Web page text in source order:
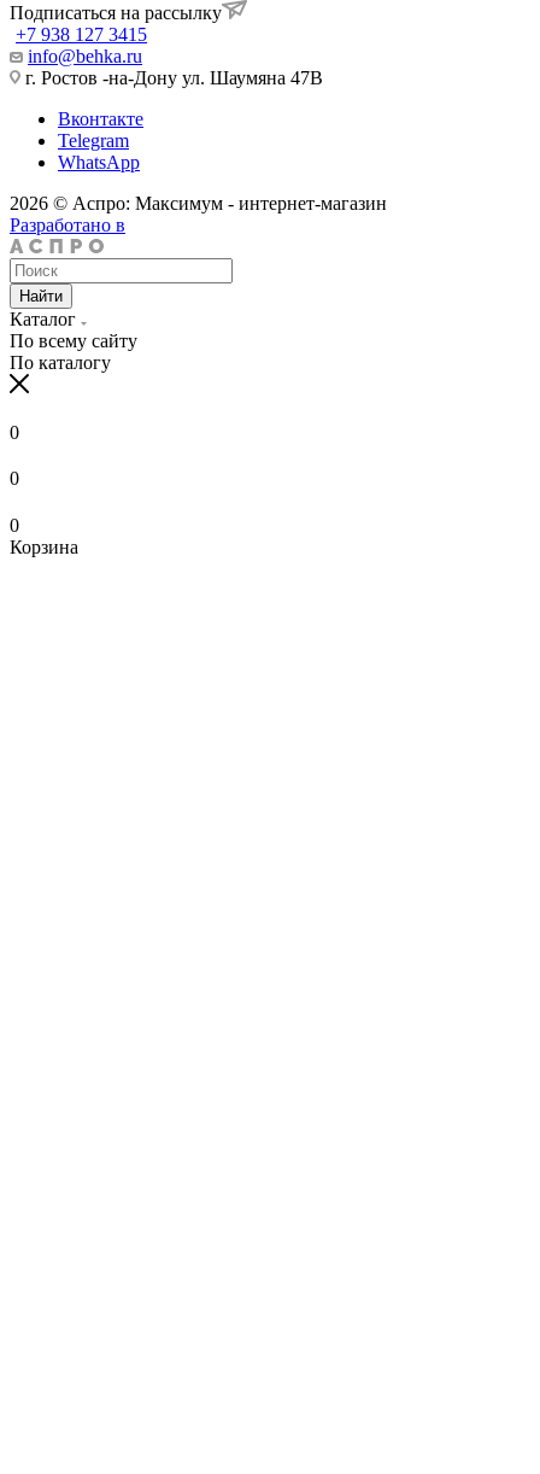
Подписаться на рассылку
+7 938 127 3415
info@behka.ru
г. Ростов -на-Дону ул. Шаумяна 47В
Вконтакте
Telegram
WhatsApp
2026 © Аспро: Максимум - интернет-магазин
Разработано в
Найти
Каталог
По всему сайту
По каталогу
0
0
0
Корзина